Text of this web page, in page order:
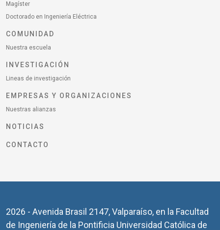
Magíster
Doctorado en Ingeniería Eléctrica
COMUNIDAD
Nuestra escuela
INVESTIGACIÓN
Lineas de investigación
EMPRESAS Y ORGANIZACIONES
Nuestras alianzas
NOTICIAS
CONTACTO
2026 - Avenida Brasil 2147, Valparaíso, en la Facultad
de Ingeniería de la Pontificia Universidad Católica de